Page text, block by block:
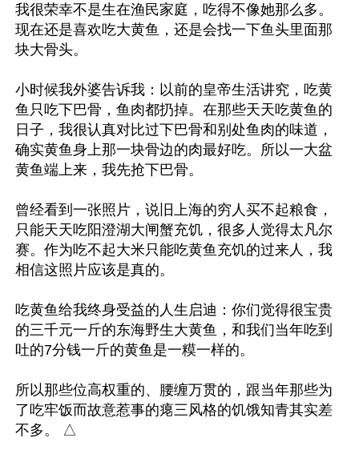
我很荣幸不是生在渔民家庭，吃得不像她那么多。
现在还是喜欢吃大黄鱼，还是会找一下鱼头里面那
块大骨头。
小时候我外婆告诉我：以前的皇帝生活讲究，吃黄
鱼只吃下巴骨，鱼肉都扔掉。在那些天天吃黄鱼的
日子，我很认真对比过下巴骨和别处鱼肉的味道，
确实黄鱼身上那一块骨边的肉最好吃。所以一大盆
黄鱼端上来，我先抢下巴骨。
曾经看到一张照片，说旧上海的穷人买不起粮食，
只能天天吃阳澄湖大闸蟹充饥，很多人觉得太凡尔
赛。作为吃不起大米只能吃黄鱼充饥的过来人，我
相信这照片应该是真的。
吃黄鱼给我终身受益的人生启迪：你们觉得很宝贵
的三千元一斤的东海野生大黄鱼，和我们当年吃到
吐的7分钱一斤的黄鱼是一糢一样的。
所以那些位高权重的、腰缠万贯的，跟当年那些为
了吃牢饭而故意惹事的瘪三风格的饥饿知青其实差